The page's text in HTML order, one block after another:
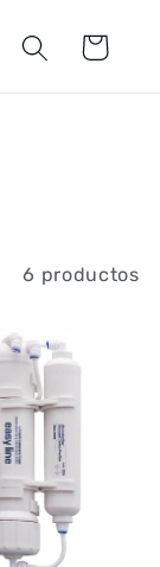
Carrito
6 productos